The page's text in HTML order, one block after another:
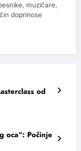
muzičare,
doprinose
od
oca“: Počinje